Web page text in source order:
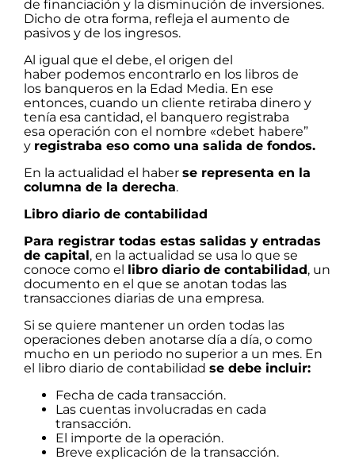
de financiación y la disminución de inversiones.
Dicho de otra forma, refleja el aumento de
pasivos y de los ingresos.
Al igual que el debe, el origen del
haber podemos encontrarlo en los libros de
los banqueros en la Edad Media. En ese
entonces, cuando un cliente retiraba dinero y
tenía esa cantidad, el banquero registraba
esa operación con el nombre «debet habere”
y registraba eso como una salida de fondos.
En la actualidad el haber se representa en la
columna de la derecha.
Libro diario de contabilidad
Para registrar todas estas salidas y entradas
de capital, en la actualidad se usa lo que se
conoce como el libro diario de contabilidad, un
documento en el que se anotan todas las
transacciones diarias de una empresa.
Si se quiere mantener un orden todas las
operaciones deben anotarse día a día, o como
mucho en un periodo no superior a un mes. En
el libro diario de contabilidad se debe incluir:
Fecha de cada transacción.
Las cuentas involucradas en cada
transacción.
El importe de la operación.
Breve explicación de la transacción.